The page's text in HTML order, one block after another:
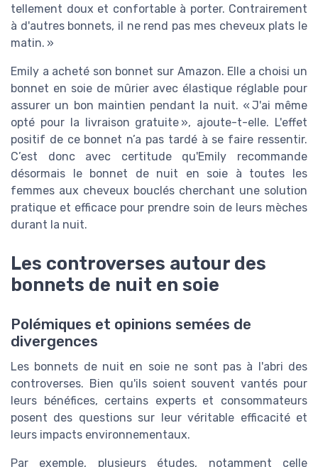
tellement doux et confortable à porter. Contrairement
à d'autres bonnets, il ne rend pas mes cheveux plats le
matin. »
Emily a acheté son bonnet sur Amazon. Elle a choisi un
bonnet en soie de mûrier avec élastique réglable pour
assurer un bon maintien pendant la nuit. « J'ai même
opté pour la livraison gratuite », ajoute-t-elle. L'effet
positif de ce bonnet n’a pas tardé à se faire ressentir.
C’est donc avec certitude qu'Emily recommande
désormais le bonnet de nuit en soie à toutes les
femmes aux cheveux bouclés cherchant une solution
pratique et efficace pour prendre soin de leurs mèches
durant la nuit.
Les controverses autour des
bonnets de nuit en soie
Polémiques et opinions semées de
divergences
Les bonnets de nuit en soie ne sont pas à l'abri des
controverses. Bien qu'ils soient souvent vantés pour
leurs bénéfices, certains experts et consommateurs
posent des questions sur leur véritable efficacité et
leurs impacts environnementaux.
Par exemple, plusieurs études, notamment celle